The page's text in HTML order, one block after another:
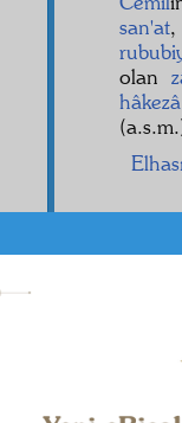
san'at
olan
hâkezâ